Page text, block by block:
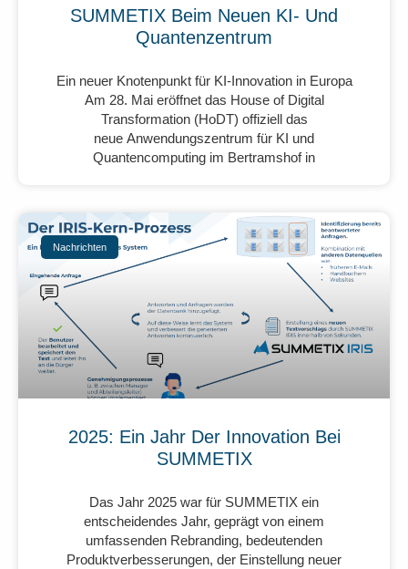
SUMMETIX Beim Neuen KI- Und
Quantenzentrum
Ein neuer Knotenpunkt für KI-Innovation in Europa
Am 28. Mai eröffnet das House of Digital
Transformation (HoDT) offiziell das
neue Anwendungszentrum für KI und
Quantencomputing im Bertramshof in
Nachrichten
2025: Ein Jahr Der Innovation Bei
SUMMETIX
Das Jahr 2025 war für SUMMETIX ein
entscheidendes Jahr, geprägt von einem
umfassenden Rebranding, bedeutenden
Produktverbesserungen, der Einstellung neuer